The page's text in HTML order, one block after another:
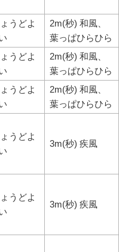
うどよ
2m(秒) 和風、
葉っぱひらひら
うどよ
2m(秒) 和風、
葉っぱひらひら
うどよ
2m(秒) 和風、
葉っぱひらひら
うどよ
3m(秒) 疾風
うどよ
3m(秒) 疾風